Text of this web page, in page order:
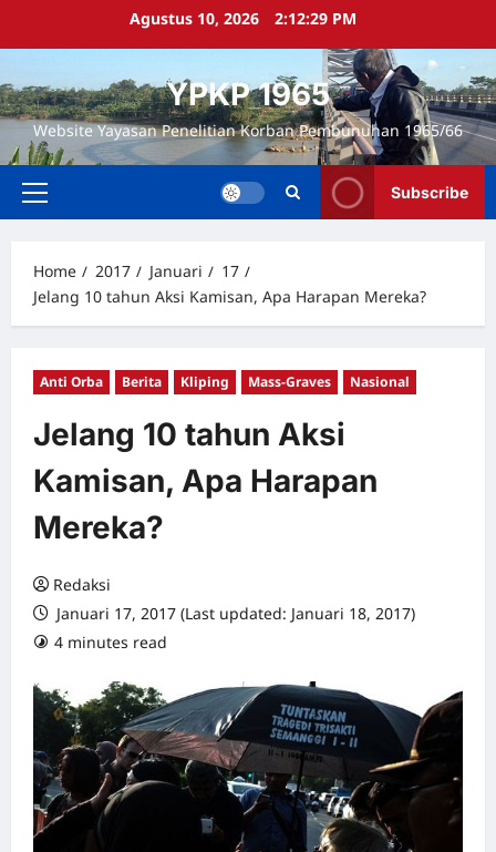
Agustus 10, 2026 2:12:29 PM
YPKP 1965
Website Yayasan Penelitian Korban Pembunuhan 1965/66
Primary
Subscribe
Home 2017 Januari
17
Jelang 10 tahun Aksi Kamisan, Apa Harapan Mereka?
Anti Orba Berita Kliping Mass-Graves Nasional
Jelang 10 tahun Aksi
Kamisan, Apa Harapan
Mereka?
Redaksi
Januari 17, 2017 (Last updated: Januari 18, 2017)
4 minutes read